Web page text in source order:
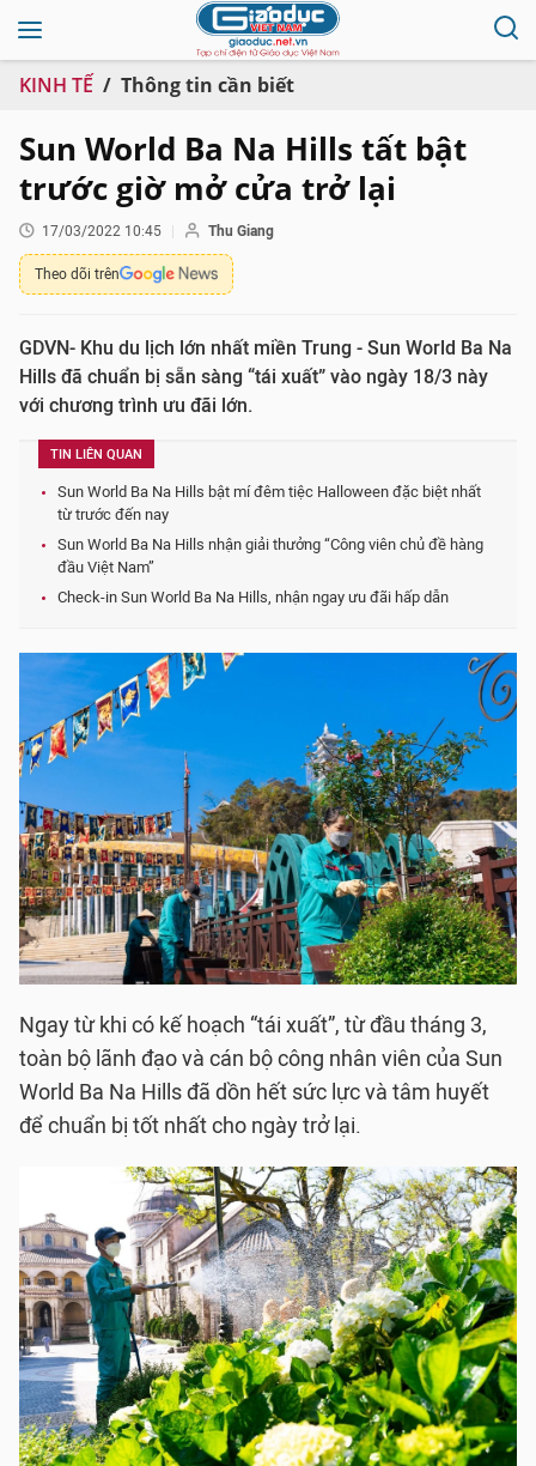
KINH TẾ Thông tin cần biết
Sun World Ba Na Hills tất bật
trước giờ mở cửa trở lại
17/03/2022 10:45 Thu Giang
Theo dõi trên
GDVN- Khu du lịch lớn nhất miền Trung - Sun World Ba Na
Hills đã chuẩn bị sẵn sàng “tái xuất” vào ngày 18/3 này
với chương trình ưu đãi lớn.
TIN LIÊN QUAN
Sun World Ba Na Hills bật mí đêm tiệc Halloween đặc biệt nhất
từ trước đến nay
Sun World Ba Na Hills nhận giải thưởng “Công viên chủ đề hàng
đầu Việt Nam”
Check-in Sun World Ba Na Hills, nhận ngay ưu đãi hấp dẫn
Ngay từ khi có kế hoạch “tái xuất”, từ đầu tháng 3,
toàn bộ lãnh đạo và cán bộ công nhân viên của Sun
World Ba Na Hills đã dồn hết sức lực và tâm huyết
để chuẩn bị tốt nhất cho ngày trở lại.